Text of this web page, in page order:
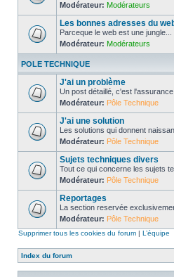
Modérateur: Modérateurs
Les bonnes adresses du
Parceque le web est une jungle...
Modérateur: Modérateurs
POLE TECHNIQUE
J'ai un problème
Un post détaillé, c'est
Modérateur: Pôle Technique
J'ai une solution
Les solutions qui donnent
Modérateur: Pôle Technique
Sujets techniques divers
Tout ce qui concerne les sujets
Modérateur: Pôle Technique
Reportages
La section reservée
Modérateur: Pôle Technique
Supprimer tous les cookies du forum | L’équipe
Index du forum